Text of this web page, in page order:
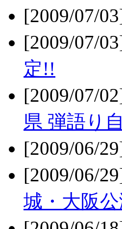
[2009/07/
[2009/07/
定!!
[2009/07/
県 弾語り
[2009/06/
[2009/06/
城・大阪